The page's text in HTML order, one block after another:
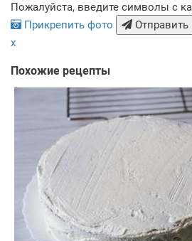
Пожалуйста, введите символы с
Прикрепить фото
Отправить
x
Похожие рецепты